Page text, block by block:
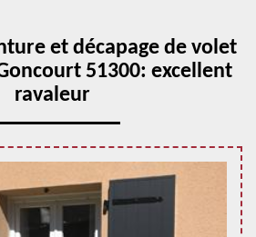
et décapage de volet
51300: excellent
ravaleur